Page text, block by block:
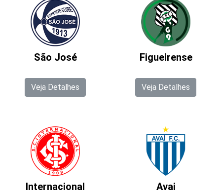
São José
Veja Detalhes
Figueirense
Veja Detalhes
Internacional Avai